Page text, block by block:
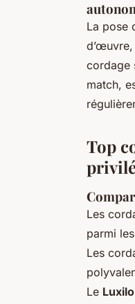
La pose
cordage
match,
Top
Les
parmi
Les
Le